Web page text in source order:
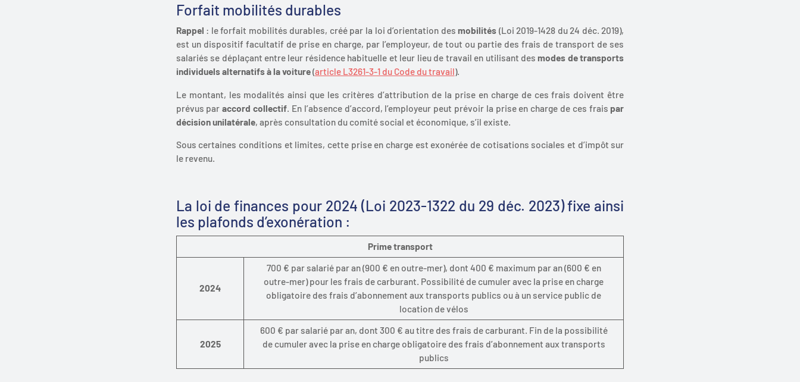
Forfait mobilités durables
Rappel : le forfait mobilités durables, créé par la loi d’orientation desmobilités (Loi 2019-1428 du 24 déc. 2019),
est un dispositif facultatif de prise en charge, par l’employeur, de tout ou partie des frais de transport de ses
salariés se déplaçant entre leur résidence habituelle et leur lieu de travail en utilisant desmodes de transports
individuels alternatifs à la voiture(article L3261-3-1 du Code du travail).
Le montant, les modalités ainsi que les critères d’attribution de la prise en charge de ces frais doivent être
prévus paraccord collectif. En l’absence d’accord, l’employeur peut prévoir la prise en charge de ces frais par
décision unilatérale, après consultation du comité social et économique, s’il existe.
Sous certaines conditions et limites, cette prise en charge est exonérée de cotisations sociales et d’impôt sur
le revenu.
La loi de finances pour 2024 (Loi 2023-1322 du 29 déc. 2023) fixe ainsi
les plafonds d’exonération :
Prime transport
2024
700 € par salarié par an (900 € en outre-mer), dont 400 € maximum par an (600 € en
outre-mer) pour les frais de carburant. Possibilité de cumuler avec la prise en charge
obligatoire des frais d’abonnement aux transports publics ou à un service public de
location de vélos
2025
600 € par salarié par an, dont 300 € au titre des frais de carburant. Fin de la possibilité
de cumuler avec la prise en charge obligatoire des frais d’abonnement aux transports
publics